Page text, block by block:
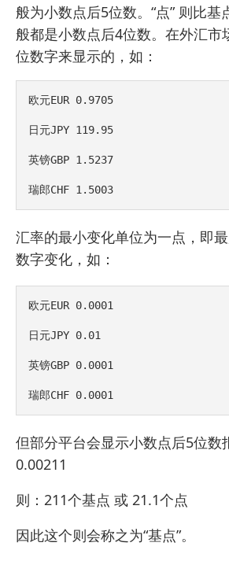
般为小数点后5位数。“点” 则比基
般都是小数点后4位数。在外汇市
位数字来显示的，如：
欧元EUR 0.9705
日元JPY 119.95
英镑GBP 1.5237
瑞郎CHF 1.5003
汇率的最小变化单位为一点，即
数字变化，如：
欧元EUR 0.0001
日元JPY 0.01
英镑GBP 0.0001
瑞郎CHF 0.0001
但部分平台会显示小数点后5位数
0.00211
则：211个基点 或 21.1个点
因此这个则会称之为“基点”。